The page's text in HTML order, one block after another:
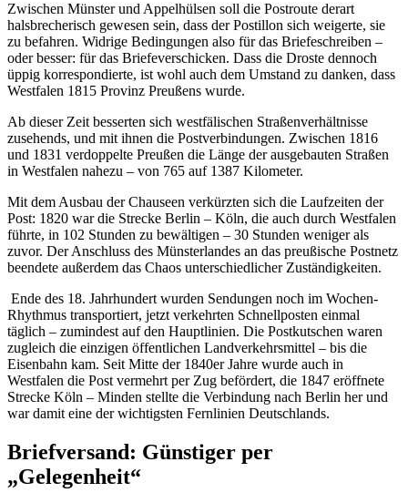
Zwischen Münster und Appelhülsen soll die Postroute derart
halsbrecherisch gewesen sein, dass der Postillon sich weigerte, sie
zu befahren. Widrige Bedingungen also für das Briefeschreiben –
oder besser: für das Briefeverschicken. Dass die Droste dennoch
üppig korrespondierte, ist wohl auch dem Umstand zu danken, dass
Westfalen 1815 Provinz Preußens wurde.
Ab dieser Zeit besserten sich westfälischen Straßenverhältnisse
zusehends, und mit ihnen die Postverbindungen. Zwischen 1816
und 1831 verdoppelte Preußen die Länge der ausgebauten Straßen
in Westfalen nahezu – von 765 auf 1387 Kilometer.
Mit dem Ausbau der Chauseen verkürzten sich die Laufzeiten der
Post: 1820 war die Strecke Berlin – Köln, die auch durch Westfalen
führte, in 102 Stunden zu bewältigen – 30 Stunden weniger als
zuvor. Der Anschluss des Münsterlandes an das preußische Postnetz
beendete außerdem das Chaos unterschiedlicher Zuständigkeiten.
Ende des 18. Jahrhundert wurden Sendungen noch im Wochen-
Rhythmus transportiert, jetzt verkehrten Schnellposten einmal
täglich – zumindest auf den Hauptlinien. Die Postkutschen waren
zugleich die einzigen öffentlichen Landverkehrsmittel – bis die
Eisenbahn kam. Seit Mitte der 1840er Jahre wurde auch in
Westfalen die Post vermehrt per Zug befördert, die 1847 eröffnete
Strecke Köln – Minden stellte die Verbindung nach Berlin her und
war damit eine der wichtigsten Fernlinien Deutschlands.
Briefversand: Günstiger per
„Gelegenheit“